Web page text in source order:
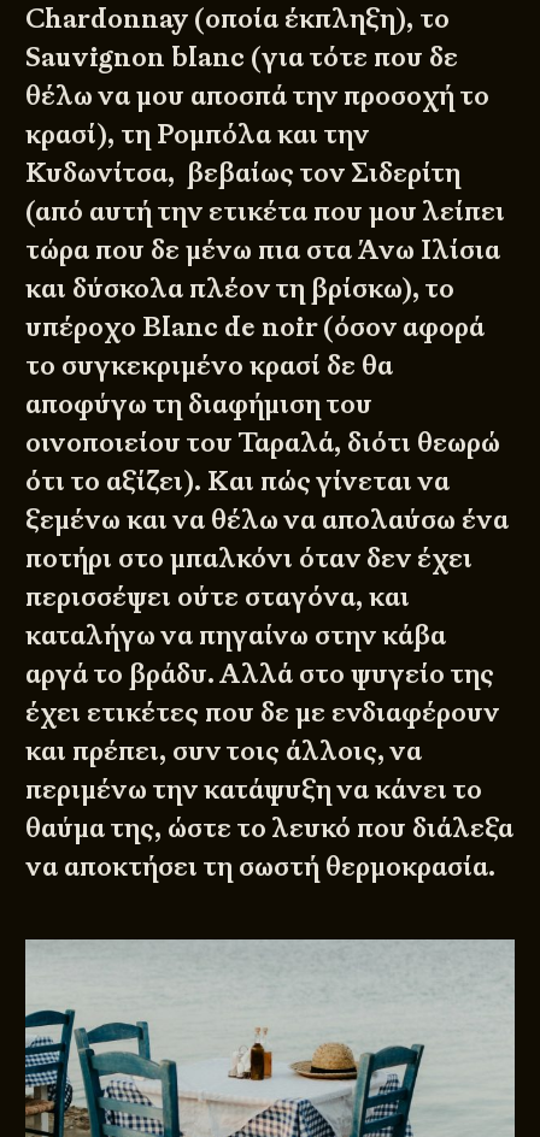
Chardonnay (οποία έκπληξη), το
Sauvignon blanc (για τότε που δε
θέλω να μου αποσπά την προσοχή το
κρασί), τη Ρομπόλα και την
Κυδωνίτσα, βεβαίως τον Σιδερίτη
(από αυτή την ετικέτα που μου λείπει
τώρα που δε μένω πια στα Άνω Ιλίσια
και δύσκολα πλέον τη βρίσκω), το
υπέροχο Blanc de noir (όσον αφορά
το συγκεκριμένο κρασί δε θα
αποφύγω τη διαφήμιση του
οινοποιείου του Ταραλά, διότι θεωρώ
ότι το αξίζει). Και πώς γίνεται να
ξεμένω και να θέλω να απολαύσω ένα
ποτήρι στο μπαλκόνι όταν δεν έχει
περισσέψει ούτε σταγόνα, και
καταλήγω να πηγαίνω στην κάβα
αργά το βράδυ. Αλλά στο ψυγείο της
έχει ετικέτες που δε με ενδιαφέρουν
και πρέπει, συν τοις άλλοις, να
περιμένω την κατάψυξη να κάνει το
θαύμα της, ώστε το λευκό που διάλεξα
να αποκτήσει τη σωστή θερμοκρασία.